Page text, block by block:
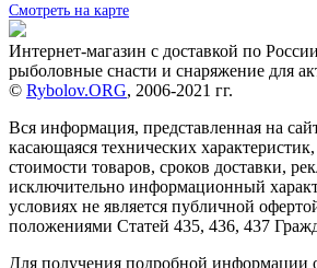
Смотреть на карте
Интернет-магазин с доставкой по
рыболовные снасти и снаряжение для
© Rybolov.ORG, 2006-2021 гг.
Вся информация, представленная на
касающаяся технических
стоимости товаров, сроков доставки,
исключительно информационный
условиях не является публичной
положениями Статей 435, 436, 437
Для получения подробной информации